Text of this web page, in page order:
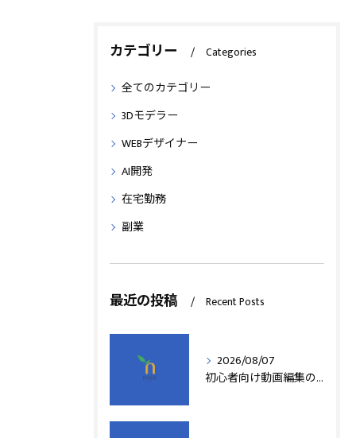
カテゴリー Categories
全てのカテゴリー
3Dモデラー
WEBデザイナー
AI開発
在宅勤務
副業
最近の投稿 Recent Posts
2026/08/07
初心者向け動画編集の簡単テクニック